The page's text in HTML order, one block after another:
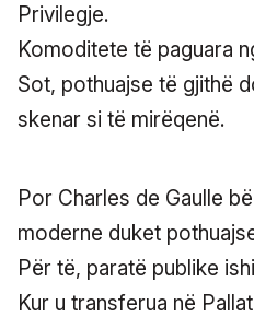
Privilegje.
Komoditete të paguara
Sot, pothuajse të gjithë
skenar si të mirëqenë.
Por Charles de Gaulle
moderne duket
Për të, paratë publike
Kur u transferua në